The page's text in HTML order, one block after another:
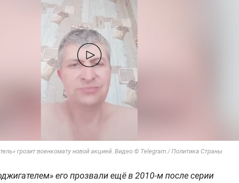
грозит военкомату новой акцией. Видео © Telegram / Политика Страны
его прозвали ещё в 2010-м после серии